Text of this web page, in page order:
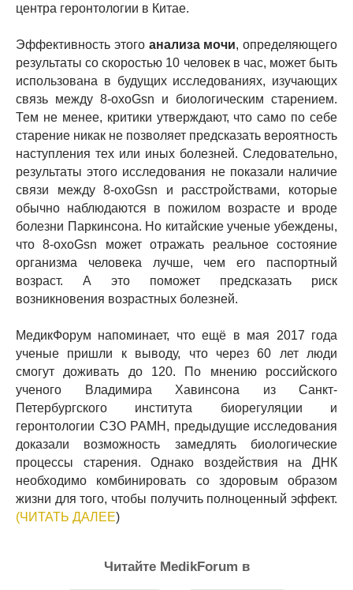
центра геронтологии в Китае.
Эффективность этого анализа мочи, определяющего
результаты со скоростью 10 человек в час, может быть
использована в будущих исследованиях, изучающих
связь между 8-oxoGsn и биологическим старением.
Тем не менее, критики утверждают, что само по себе
старение никак не позволяет предсказать вероятность
наступления тех или иных болезней. Следовательно,
результаты этого исследования не показали наличие
связи между 8-oxoGsn и расстройствами, которые
обычно наблюдаются в пожилом возрасте и вроде
болезни Паркинсона. Но китайские ученые убеждены,
что 8-oxoGsn может отражать реальное состояние
организма человека лучше, чем его паспортный
возраст. А это поможет предсказать риск
возникновения возрастных болезней.
МедикФорум напоминает, что ещё в мая 2017 года
ученые пришли к выводу, что через 60 лет люди
смогут доживать до 120. По мнению российского
ученого Владимира Хавинсона из Санкт-
Петербургского института биорегуляции и
геронтологии СЗО РАМН, предыдущие исследования
доказали возможность замедлять биологические
процессы старения. Однако воздействия на ДНК
необходимо комбинировать со здоровым образом
жизни для того, чтобы получить полноценный эффект.
(ЧИТАТЬ ДАЛЕЕ)
Читайте MedikForum в